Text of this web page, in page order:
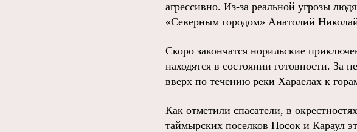
агрессивно. Из-за реальной угрозы
«Северным городом» Анатолий
Скоро закончатся норильские
находятся в состоянии готовности. За
вверх по течению реки Хараелах к
Как отметили спасатели, в
таймырских поселков Носок и Караул